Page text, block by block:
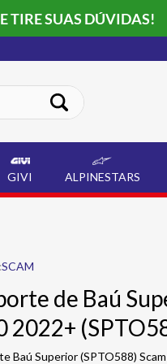
TIRE SUAS DÚVIDAS!
GIVI ALPINESTARS
SCAM
de Baú
2022+
Baú Superior (SPTO588)